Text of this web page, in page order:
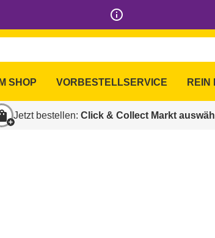
info_outline
SHOP VORBESTELLSERVICE REIN
Jetzt bestellen: Click & Collect Markt